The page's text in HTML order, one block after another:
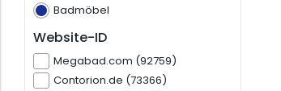
Badmöbel
Website-ID
Megabad.com (92759)
Contorion.de (73366)